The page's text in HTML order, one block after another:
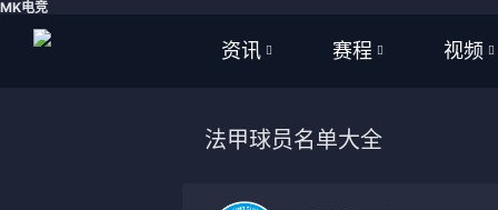
MK电竞
资讯 赛程 视频
法甲球员名单大全